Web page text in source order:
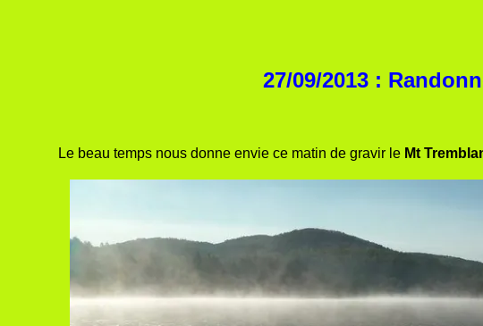
27/09/2013 :
Le beau temps nous donne envie ce matin de gravir le Mt